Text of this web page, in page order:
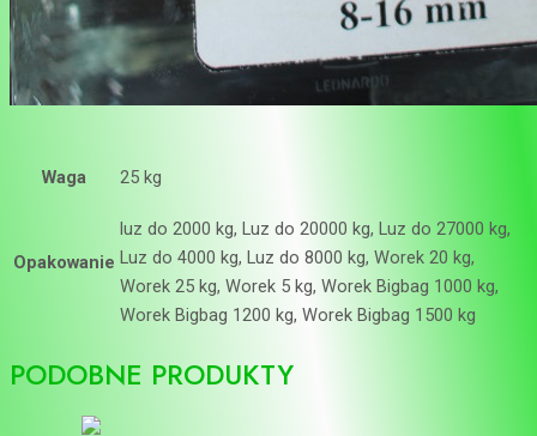
Waga 25 kg
Opakowanie
luz do 2000 kg, Luz do 20000 kg, Luz do 27000 kg,
Luz do 4000 kg, Luz do 8000 kg, Worek 20 kg,
Worek 25 kg, Worek 5 kg, Worek Bigbag 1000 kg,
Worek Bigbag 1200 kg, Worek Bigbag 1500 kg
PODOBNE PRODUKTY